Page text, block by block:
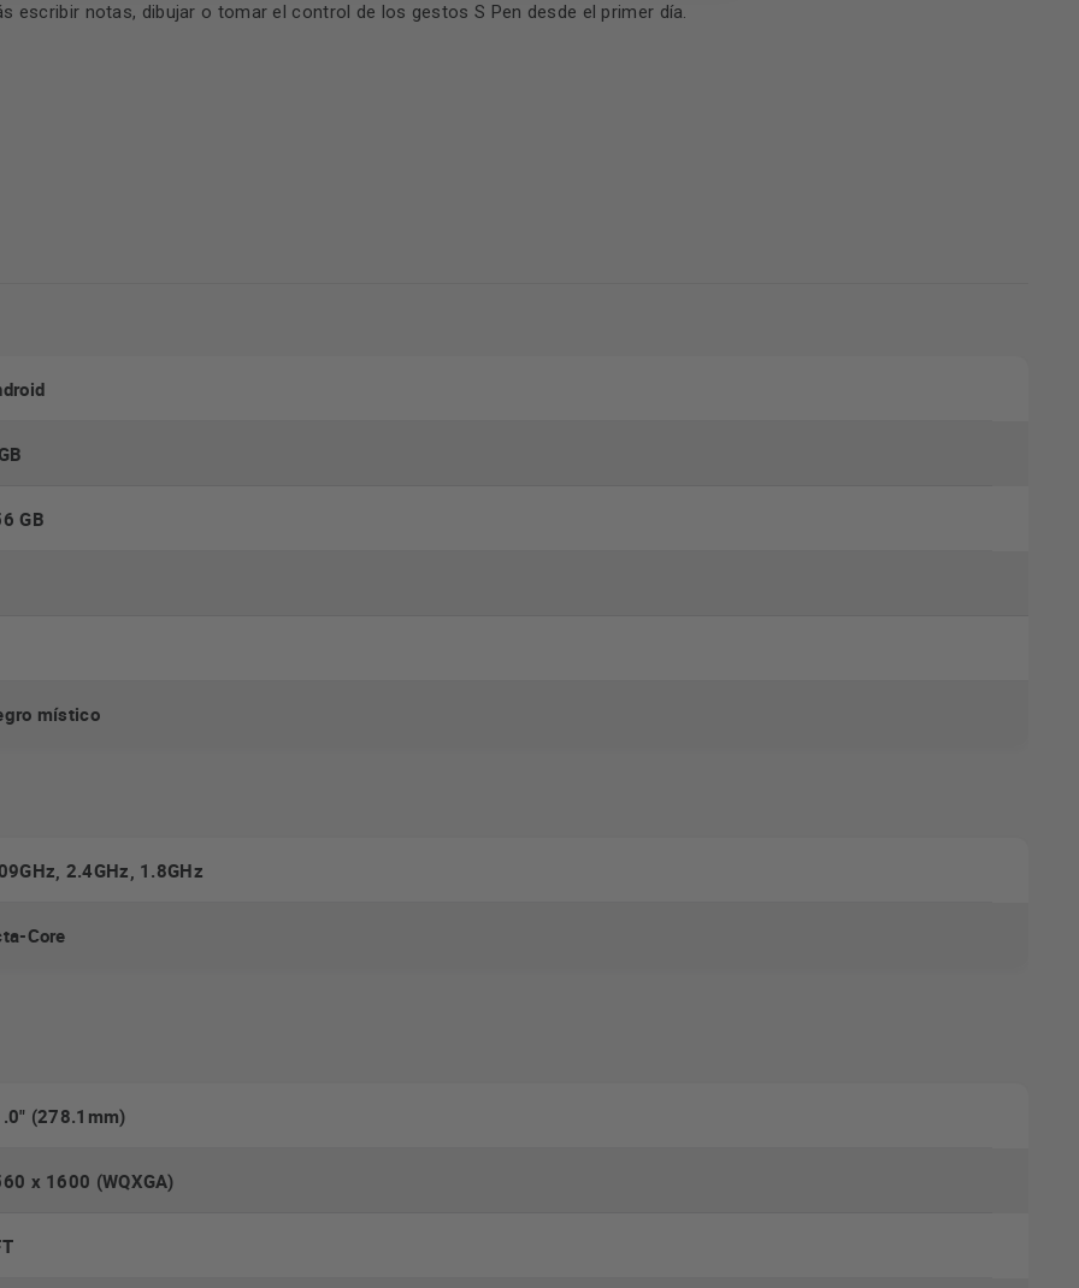
escribir notas, dibujar o tomar el control de los gestos S Pen desde el primer día.
GB
místico
2.4GHz, 1.8GHz
Core
(278.1mm)
x 1600 (WQXGA)